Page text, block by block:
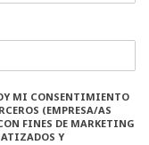
MI CONSENTIMIENTO
(EMPRESA/AS
FINES DE MARKETING
Y